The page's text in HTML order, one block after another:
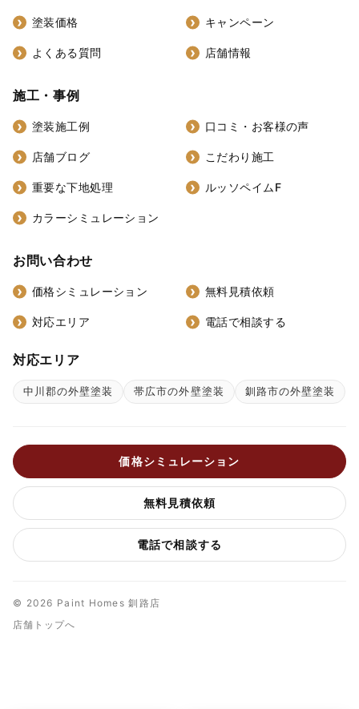
塗装価格 キャンペーン
よくある質問 店舗情報
施工・事例
塗装施工例 口コミ・お客様の声
店舗ブログ こだわり施工
重要な下地処理 ルッソペイムF
カラーシミュレーション
お問い合わせ
価格シミュレーション 無料見積依頼
対応エリア 電話で相談する
対応エリア
中川郡の外壁塗装 帯広市の外壁塗装 釧路市の外壁塗装
価格シミュレーション
無料見積依頼
電話で相談する
© 2026 Paint Homes 釧路店
店舗トップへ